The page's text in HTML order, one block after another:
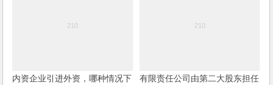
内资企业引进外资，哪种情况下
有限责任公司由第二大股东担任